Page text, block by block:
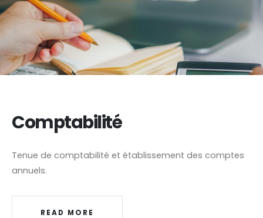
Comptabilité
Tenue de comptabilité et établissement des comptes
annuels.
READ MORE